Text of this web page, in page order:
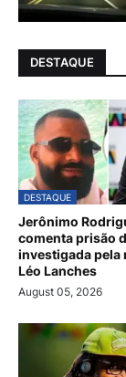
DESTAQUE
DESTAQUE
Jerônimo
comenta prisão
investigada pela
Léo Lanches
August 05, 2026